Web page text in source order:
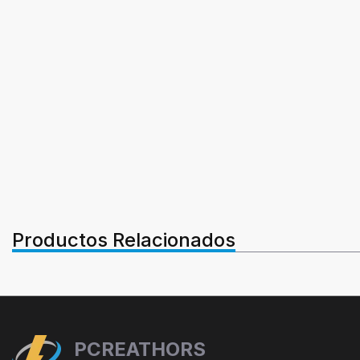
Productos Relacionados
PCREATHORS